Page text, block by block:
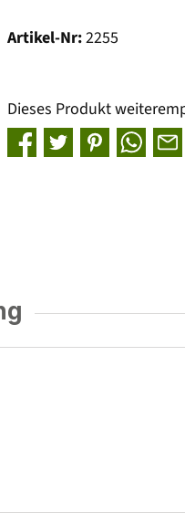
Artikel-Nr:2255
Dieses Produkt